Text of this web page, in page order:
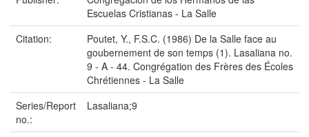
Escuelas Cristianas - La Salle
Citation:
Poutet, Y., F.S.C. (1986) De la Salle face au
goubernement de son temps (1). Lasaliana no.
9 - A - 44. Congrégation des Frères des Écoles
Chrétiennes - La Salle
Series/Report
no.:
Lasaliana;9